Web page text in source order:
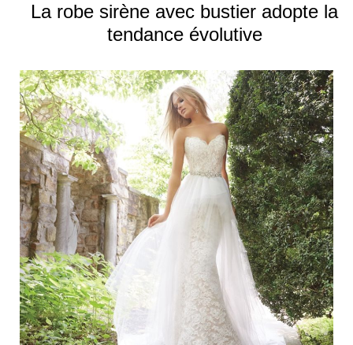
La robe sirène avec bustier adopte la
tendance évolutive